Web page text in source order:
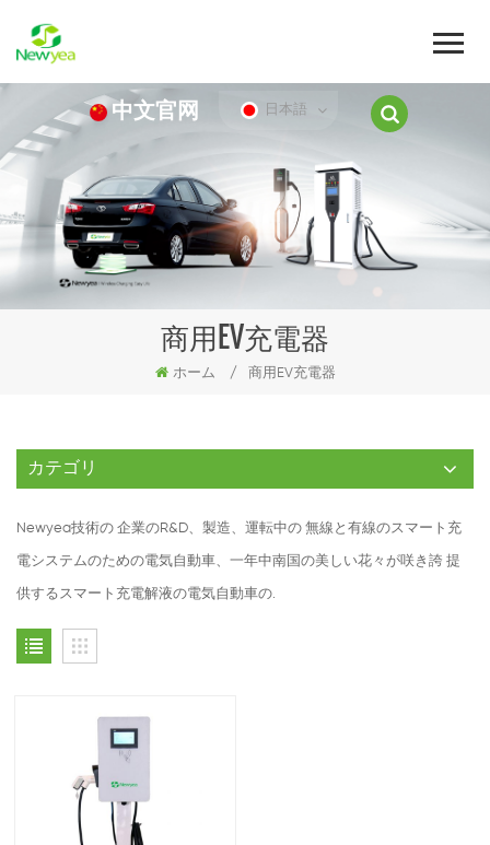
中文官网 日本語
商用EV充電器
ホーム / 商用EV充電器
カテゴリ
Newyea技術の 企業のR&D、製造、運転中の 無線と有線のスマート充
電システムのための電気自動車、一年中南国の美しい花々が咲き誇 提
供するスマート充電解液の電気自動車の.